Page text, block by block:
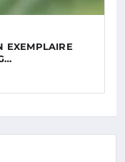
EXEMPLAIRE